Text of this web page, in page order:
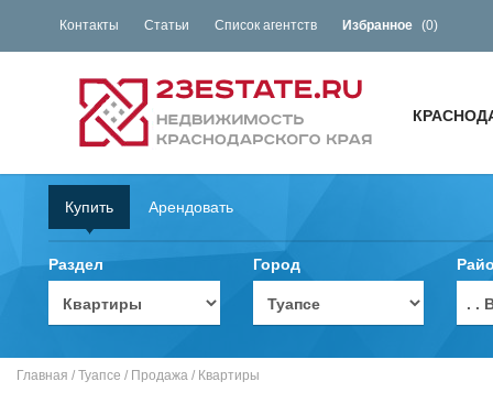
Контакты Статьи Список агентств Избранное (0)
Купить Арендовать
Раздел Город
. .
Главная / Туапсе / Продажа / Квартиры